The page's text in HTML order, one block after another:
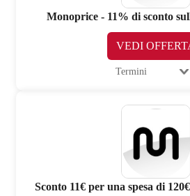
Monoprice - 11% di sconto
VEDI
Termini
Sconto 11€ per una spesa di